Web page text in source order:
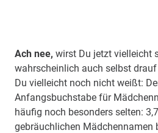
Ach nee, wirst Du jetzt vielleicht
wahrscheinlich auch selbst
Du vielleicht noch nicht weißt:
Anfangsbuchstabe für
häufig noch besonders selten:
gebräuchlichen Mädchennamen